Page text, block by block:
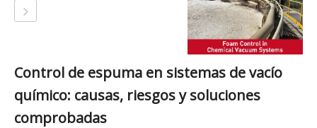
Control de espuma en sistemas de vacío
químico: causas, riesgos y soluciones
comprobadas